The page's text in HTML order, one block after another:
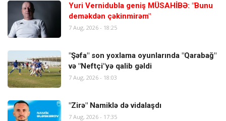
Yuri Vernidubla geniş MÜSAHİBƏ: "Bunu
deməkdən çəkinmirəm"
7 Aug, 2026 - 18:25
"Şəfa" son yoxlama oyunlarında "Qarabağ"
və "Neftçi"yə qalib gəldi
7 Aug, 2026 - 18:03
"Zirə" Namiklə də vidalaşdı
7 Aug, 2026 - 17:35